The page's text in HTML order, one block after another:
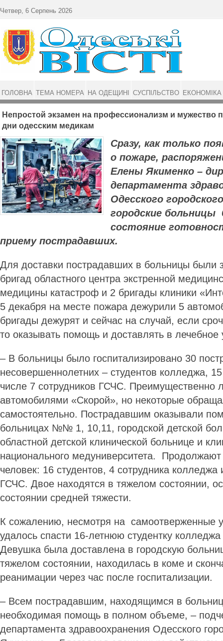
Непростой экзамен на профессионализм и мужество
дни одесским медикам
Сразу, как только
о пожаре,
Елены Якименко –
департамента
Одесского
городские
состояние
приему пострадавших.
Для доставки пострадавших в больницы были
бригад областного центра экстренной
медицины катастроф и 2 бригады клиники
5 декабря на месте пожара дежурили 5
бригады дежурят и сейчас на случай, если
то оказывать помощь и доставлять в
– В больницы было госпитализировано 30
несовершеннолетних – студентов колледжа,
числе 7 сотрудников ГСЧС. Преимущественно
автомобилями «Скорой», но некоторые
самостоятельно. Пострадавшим оказывали
больницах №№ 1, 10,11, городской детской
областной детской клинической больнице и
национального медуниверситета. Продолжают
человек: 16 студентов, 4 сотрудника колледжа
ГСЧС. Двое находятся в тяжелом состоянии,
состоянии средней тяжести.
К сожалению, несмотря на самоотверженные
удалось спасти 16-летнюю студентку
Девушка была доставлена в городскую
тяжелом состоянии, находилась в коме и
реанимации через час после госпитализации.
– Всем пострадавшим, находящимся в
необходимая помощь в полном объеме, –
департамента здравоохранения Одесского
Четвер, 6 Серпень 2026
ГОЛОВНА ТЕМА НОМЕРА НА ОДЕЩИНІ СУСПІЛЬСТВО ЕКОНОМІКА